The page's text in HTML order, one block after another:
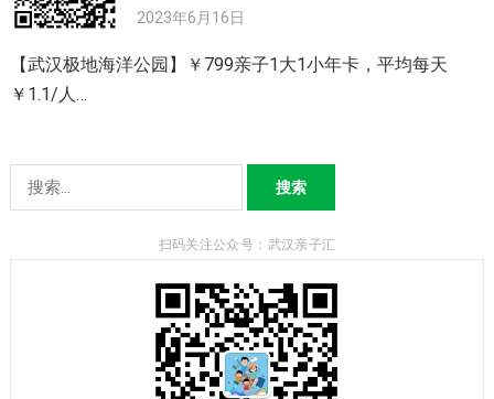
2023年6月16日
【武汉极地海洋公园】￥799亲子1大1小年卡，平均每天
￥1.1/人…
索：
扫码关注公众号：武汉亲子汇